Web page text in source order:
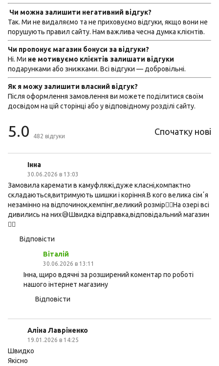
Чи можна залишити негативний відгук?
Так. Ми не видаляємо та не приховуємо відгуки, якщо вони не
порушують правил сайту. Нам важлива чесна думка клієнтів.
Чи пропонує магазин бонуси за відгуки?
Ні. Ми не мотивуємо клієнтів залишати відгуки
подарунками або знижками. Всі відгуки — добровільні.
Як я можу залишити власний відгук?
Після оформлення замовлення ви можете поділитися своїм
досвідом на цій сторінці або у відповідному розділі сайту.
5.0 482 відгуки Спочатку нові
Інна
30.06.2026 в 13:03
Замовила каремати в камуфляжі,дуже класні,компактно
складаються,витримують шишки і коріння.В кого велика сімʼя
незамінно на відпочинок,кемпінг,великий розмір👍🏻На озері всі
дивились на них😅Швидка відправка,відповідальний магазин
👍🏻
Відповісти
Віталій
30.06.2026 в 13:11
Інна, щиро вдячні за розширений коментар по роботі
нашого інтернет магазину
Відповісти
Аліна Лавріненко
19.01.2026 в 14:25
Швидко
Якісно